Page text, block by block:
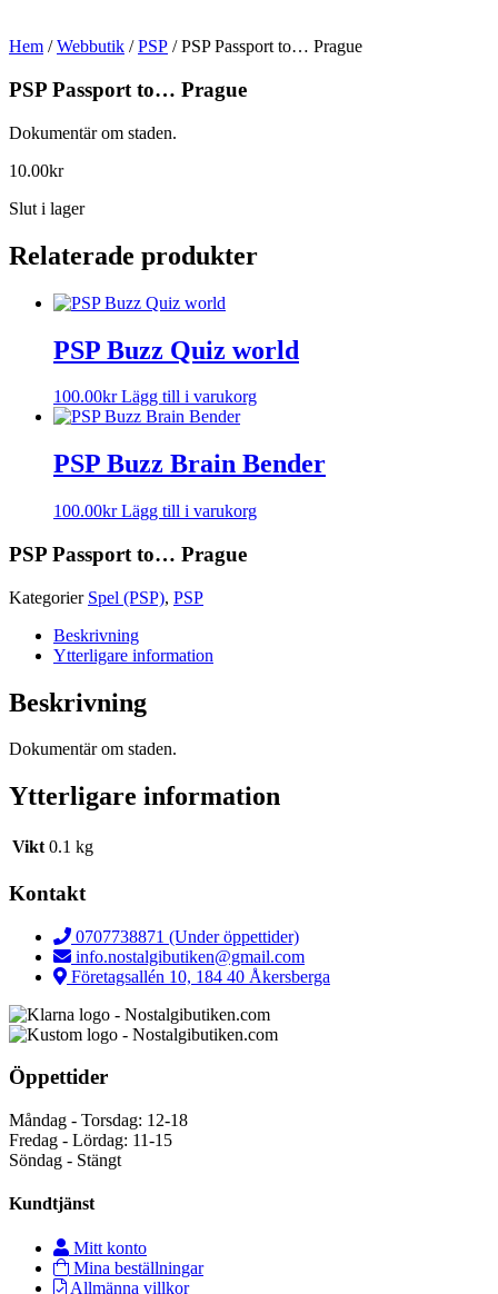
Hem /Webbutik /PSP / PSP Passport to… Prague
PSP Passport to… Prague
Dokumentär om staden.
10.00kr
Slut i lager
Relaterade produkter
PSP Buzz Quiz world
100.00kr Lägg till i varukorg
PSP Buzz Brain Bender
100.00kr Lägg till i varukorg
PSP Passport to… Prague
Kategorier Spel (PSP), PSP
Beskrivning
Ytterligare information
Beskrivning
Dokumentär om staden.
Ytterligare information
Vikt 0.1 kg
Kontakt
0707738871 (Under öppettider)
info.nostalgibutiken@gmail.com
Företagsallén 10, 184 40 Åkersberga
Öppettider
Måndag - Torsdag: 12-18
Fredag - Lördag: 11-15
Söndag - Stängt
Kundtjänst
Mitt konto
Mina beställningar
Allmänna villkor